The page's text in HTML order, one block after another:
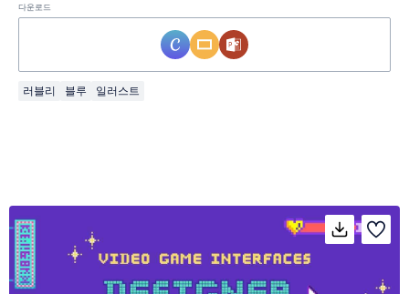
다운로드
러블리 블루 일러스트